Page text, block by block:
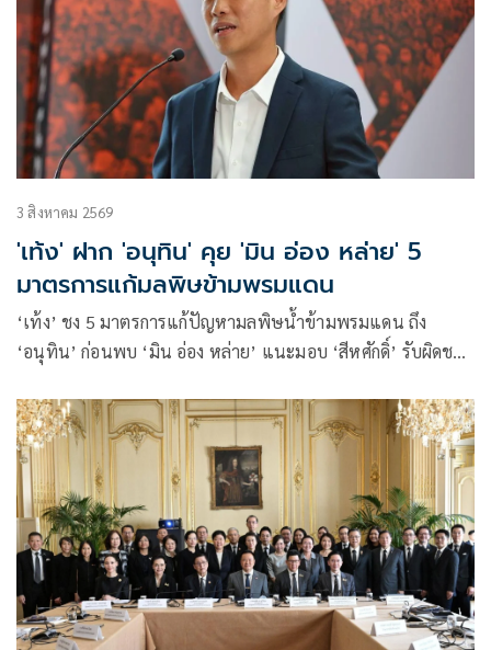
3 สิงหาคม 2569
'เท้ง' ฝาก 'อนุทิน' คุย 'มิน อ่อง หล่าย' 5
มาตรการแก้มลพิษข้ามพรมแดน
‘เท้ง’ ชง 5 มาตรการแก้ปัญหามลพิษน้ำข้ามพรมแดน ถึง
‘อนุทิน’ ก่อนพบ ‘มิน อ่อง หล่าย’ แนะมอบ ‘สีหศักดิ์’ รับผิดชอบ